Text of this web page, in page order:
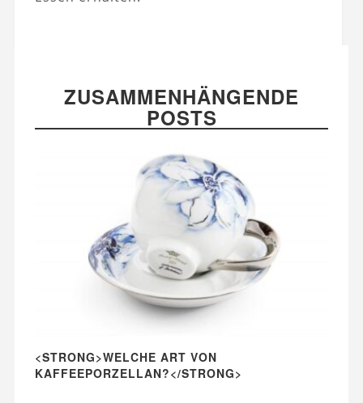
ZUSAMMENHÄNGENDE
POSTS
<STRONG>WELCHE ART VON
KAFFEEPORZELLAN?</STRONG>